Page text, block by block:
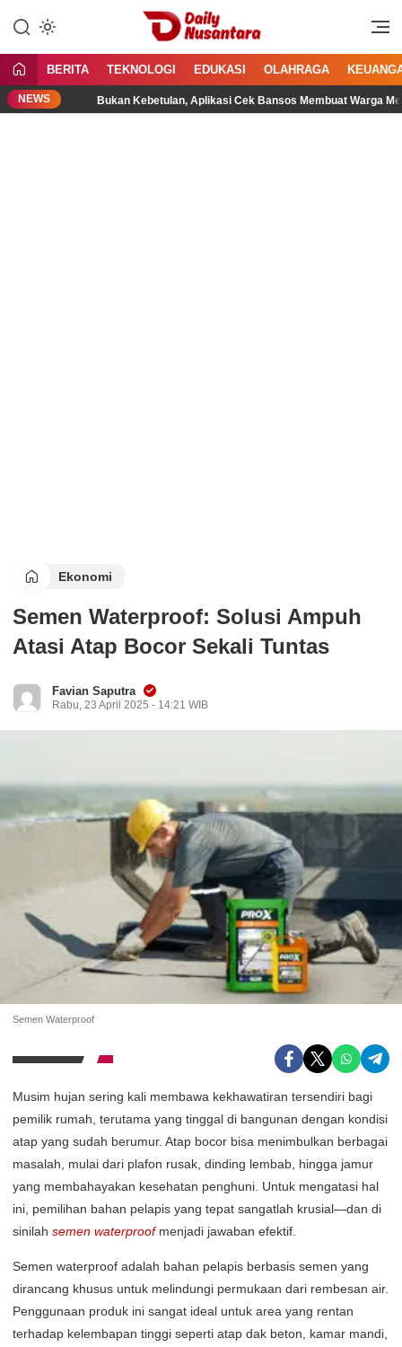
konten
Daily Nusantara
Menyajikan Fakta, Menginspirasi
BERITA TEKNOLOGI EDUKASI OLAHRAGA
NEWS Bukan Kebetulan, Aplikasi Cek Bansos Membuat Warga Merasa
Ekonomi
Semen Waterproof: Solusi Ampuh
Atasi Atap Bocor Sekali Tuntas
Favian Saputra
Rabu, 23 April 2025 - 14:21 WIB
Semen Waterproof
Musim hujan sering kali membawa kekhawatiran tersendiri bagi
pemilik rumah, terutama yang tinggal di bangunan dengan kondisi
atap yang sudah berumur. Atap bocor bisa menimbulkan berbagai
masalah, mulai dari plafon rusak, dinding lembab, hingga jamur
yang membahayakan kesehatan penghuni. Untuk mengatasi hal
ini, pemilihan bahan pelapis yang tepat sangatlah krusial—dan di
sinilah semen waterproofmenjadi jawaban efektif.
Semen waterproof adalah bahan pelapis berbasis semen yang
dirancang khusus untuk melindungi permukaan dari rembesan air.
Penggunaan produk ini sangat ideal untuk area yang rentan
terhadap kelembapan tinggi seperti atap dak beton, kamar mandi,